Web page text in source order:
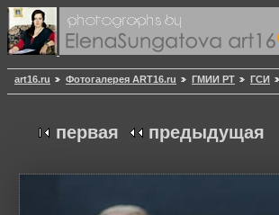
art16.ru Фотогалерея ART16.ru ГМИИ РТ ГСИ
первая предыдущая